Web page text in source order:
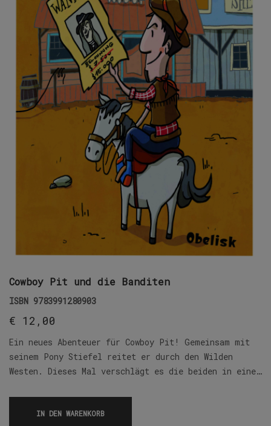
Cowboy Pit und die Banditen
ISBN 9783991280903
€ 12,00
Ein neues Abenteuer für Cowboy Pit! Gemeinsam mit
seinem Pony Stiefel reitet er durch den Wilden
Westen. Dieses Mal verschlägt es die beiden in eine…
IN DEN WARENKORB